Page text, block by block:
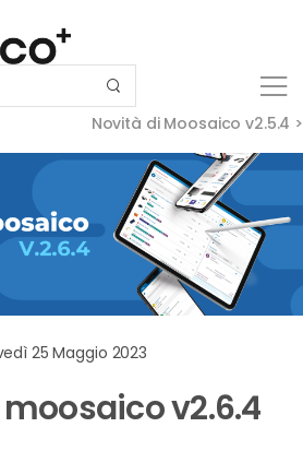
Novità di Moosaico v2.5.4 >
25 Maggio 2023
v2.6.4